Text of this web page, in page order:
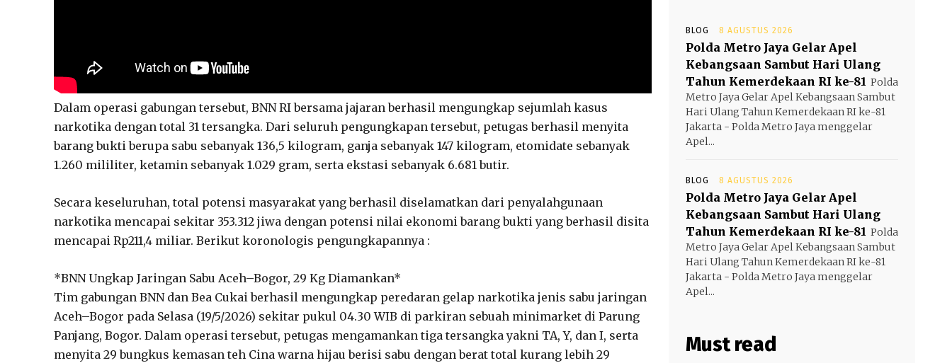
Dalam operasi gabungan tersebut, BNN RI bersama jajaran berhasil mengungkap sejumlah kasus
narkotika dengan total 31 tersangka. Dari seluruh pengungkapan tersebut, petugas berhasil menyita
barang bukti berupa sabu sebanyak 136,5 kilogram, ganja sebanyak 147 kilogram, etomidate sebanyak
1.260 mililiter, ketamin sebanyak 1.029 gram, serta ekstasi sebanyak 6.681 butir.
Secara keseluruhan, total potensi masyarakat yang berhasil diselamatkan dari penyalahgunaan
narkotika mencapai sekitar 353.312 jiwa dengan potensi nilai ekonomi barang bukti yang berhasil disita
mencapai Rp211,4 miliar. Berikut koronologis pengungkapannya :
*BNN Ungkap Jaringan Sabu Aceh–Bogor, 29 Kg Diamankan*
Tim gabungan BNN dan Bea Cukai berhasil mengungkap peredaran gelap narkotika jenis sabu jaringan
Aceh–Bogor pada Selasa (19/5/2026) sekitar pukul 04.30 WIB di parkiran sebuah minimarket di Parung
Panjang, Bogor. Dalam operasi tersebut, petugas mengamankan tiga tersangka yakni TA, Y, dan I, serta
menyita 29 bungkus kemasan teh Cina warna hijau berisi sabu dengan berat total kurang lebih 29
BLOG 8 AGUSTUS 2026
Polda Metro Jaya Gelar Apel
Kebangsaan Sambut Hari Ulang
Tahun Kemerdekaan RI ke-81 Polda
Metro Jaya Gelar Apel Kebangsaan Sambut
Hari Ulang Tahun Kemerdekaan RI ke-81
Jakarta - Polda Metro Jaya menggelar
Apel...
BLOG 8 AGUSTUS 2026
Polda Metro Jaya Gelar Apel
Kebangsaan Sambut Hari Ulang
Tahun Kemerdekaan RI ke-81 Polda
Metro Jaya Gelar Apel Kebangsaan Sambut
Hari Ulang Tahun Kemerdekaan RI ke-81
Jakarta - Polda Metro Jaya menggelar
Apel...
Must read